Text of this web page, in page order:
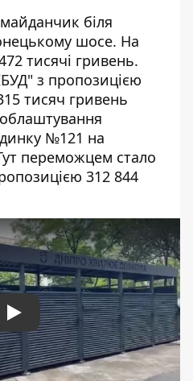
біля
шосе. На
тисячі гривень.
з пропозицією
тисяч гривень
№121 на
переможцем стало
312 844
Play